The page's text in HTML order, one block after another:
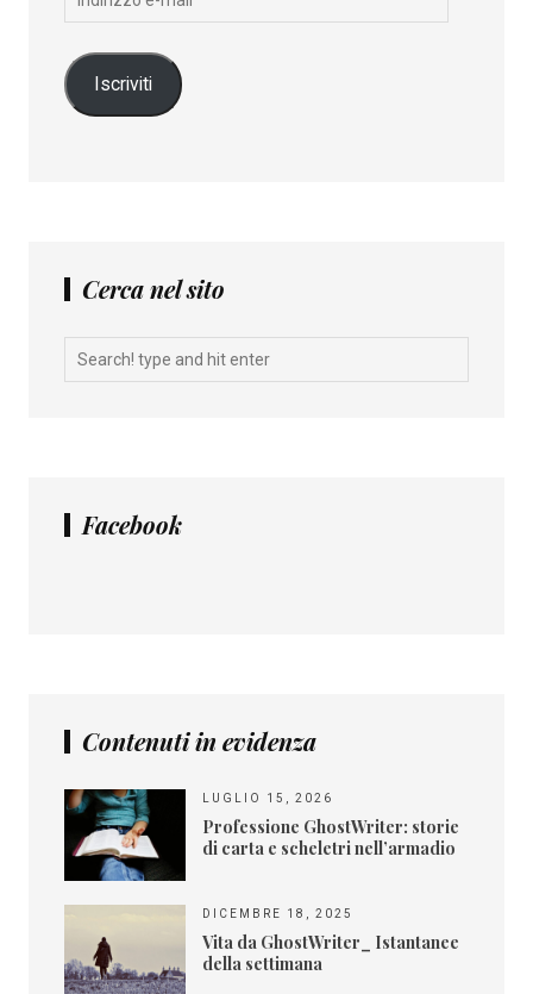
Iscriviti
Cerca nel sito
Facebook
Contenuti in evidenza
LUGLIO 15, 2026
Professione GhostWriter: storie
di carta e scheletri nell’armadio
DICEMBRE 18, 2025
Vita da GhostWriter_ Istantanee
della settimana